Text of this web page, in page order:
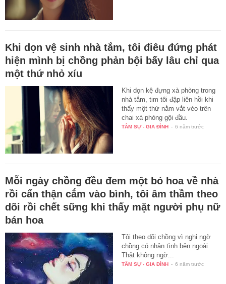
Khi dọn vệ sinh nhà tắm, tôi điêu đứng phát
hiện mình bị chồng phản bội bấy lâu chỉ qua
một thứ nhỏ xíu
Khi dọn kệ đựng xà phòng trong
nhà tắm, tim tôi đập liên hồi khi
thấy một thứ nằm vắt vẻo trên
chai xà phòng gội đầu.
TÂM SỰ - GIA ĐÌNH - 6 năm trước
Mỗi ngày chồng đều đem một bó hoa về nhà
rồi cẩn thận cắm vào bình, tôi âm thầm theo
dõi rồi chết sững khi thấy mặt người phụ nữ
bán hoa
Tôi theo dõi chồng vì nghi ngờ
chồng có nhân tình bên ngoài.
Thật không ngờ...
TÂM SỰ - GIA ĐÌNH - 6 năm trước